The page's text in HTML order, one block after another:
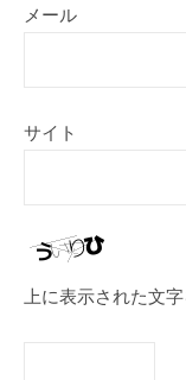
メール
サイト
上に表示された文